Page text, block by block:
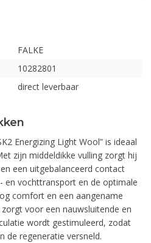
FALKE
10282801
direct leverbaar
Energizing Light Wool” is ideaal
zijn middeldikke vulling zorgt hij
een uitgebalanceerd contact
en vochttransport en de optimale
comfort en een aangename
voor een nauwsluitende en
wordt gestimuleerd, zodat
de regeneratie versneld.